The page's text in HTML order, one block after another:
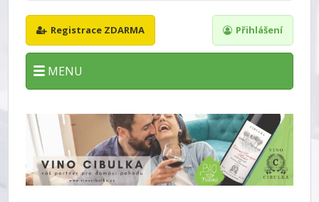
Registrace ZDARMA Přihlášení
MENU